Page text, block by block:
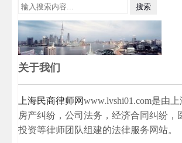
关于我们
上海民商律师网www.lvshi01.com是由
房产纠纷，公司法务，经济合同纠纷，
投资等律师团队组建的法律服务网站。